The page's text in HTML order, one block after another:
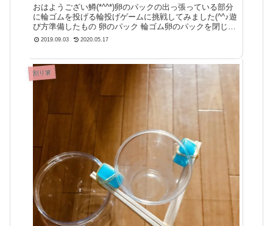
おはようござい鱒(*^^*)卵のパックの出っ張っている部分
に輪ゴムを投げる輪投げゲームに挑戦してみました(^^♪遊
び方準備したもの 卵のパック 輪ゴム卵のパックを閉じて
出っ張っている部分にはまるように手先と腕と手首を使っ
2019.09.03 2020.05.17
割り箸